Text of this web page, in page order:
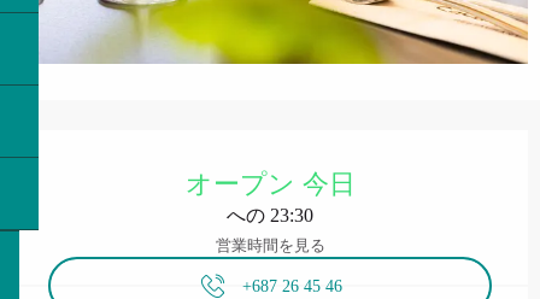
オープン 今日
への 23:30
営業時間を見る
+687 26 45 46